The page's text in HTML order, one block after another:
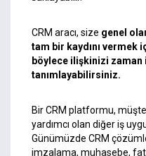
CRM aracı, size genel
tam bir kaydını vermek
böylece ilişkinizi zaman
tanımlayabilirsiniz.
Bir CRM platformu,
yardımcı olan diğer iş
Günümüzde CRM
imzalama, muhasebe,